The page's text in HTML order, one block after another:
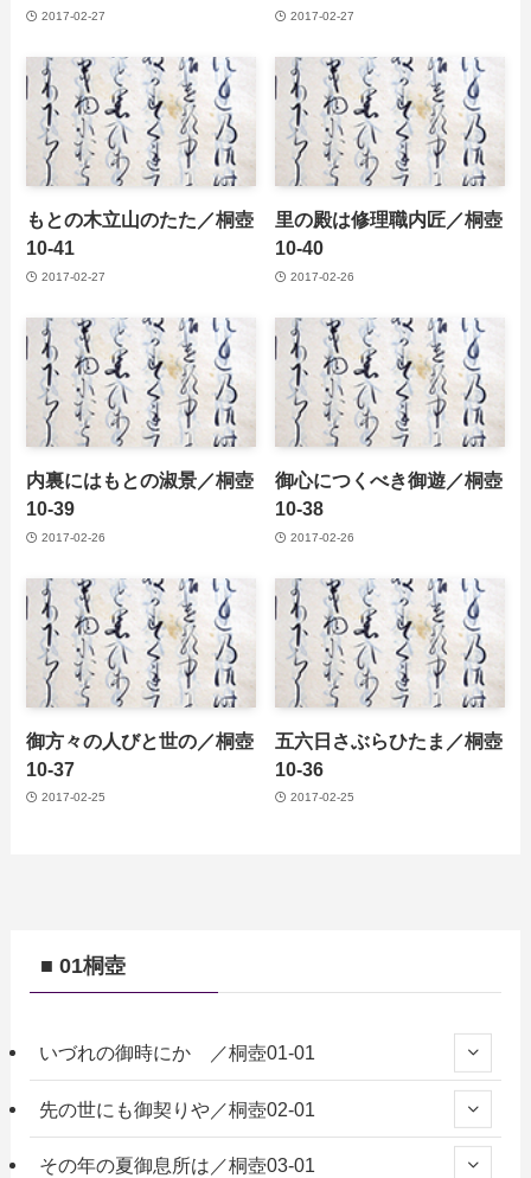
2017-02-27 2017-02-27
もとの木立山のたた／桐壺
10-41
2017-02-27
里の殿は修理職内匠／桐壺
10-40
2017-02-26
内裏にはもとの淑景／桐壺
10-39
2017-02-26
御心につくべき御遊／桐壺
10-38
2017-02-26
御方々の人びと世の／桐壺
10-37
2017-02-25
五六日さぶらひたま／桐壺
10-36
2017-02-25
■ 01桐壺
いづれの御時にか ／桐壺01-01
先の世にも御契りや／桐壺02-01
その年の夏御息所は／桐壺03-01